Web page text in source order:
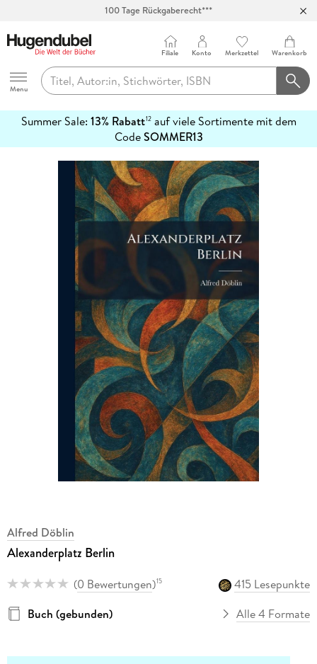
100 Tage Rückgaberecht***
Hugendubel
Menu
Filiale Konto Merkzettel Warenkorb
Summer Sale: 13% Rabatt12auf viele Sortimente mit dem
CodeSOMMER13
erfahren
Alfred Döblin
Alexanderplatz Berlin
(0 Bewertungen)15
415 Lesepunkte
Buch (gebunden)
Alle 4 Formate